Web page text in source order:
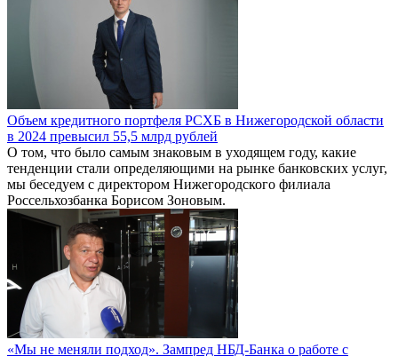
Объем кредитного портфеля РСХБ в Нижегородской области
в 2024 превысил 55,5 млрд рублей
О том, что было самым знаковым в уходящем году, какие
тенденции стали определяющими на рынке банковских услуг,
мы беседуем с директором Нижегородского филиала
Россельхозбанка Борисом Зоновым.
«Мы не меняли подход». Зампред НБД-Банка о работе с